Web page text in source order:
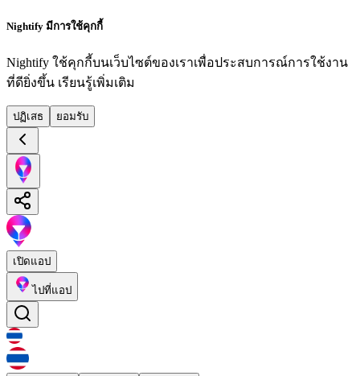
Nightify มีการใช้คุกกี้
Nightify ใช้คุกกี้บนเว็บไซต์ของเราเพื่อประสบการณ์การใช้งาน
ที่ดียิ่งขึ้น เรียนรู้เพิ่มเติม
ปฏิเสธ ยอมรับ
เปิดแอป
ไปที่แอป